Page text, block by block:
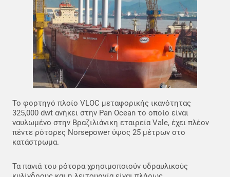
Το φορτηγό πλοίο VLOC μεταφορικής ικανότητας
325,000 dwt ανήκει στην Pan Ocean το οποίο είναι
ναυλωμένο στην Βραζιλιάνικη εταιρεία Vale, έχει πλέον
πέντε ρότορες Norsepower ύψος 25 μέτρων στο
κατάστρωμα.
Τα πανιά του ρότορα χρησιμοποιούν υδραυλικούς